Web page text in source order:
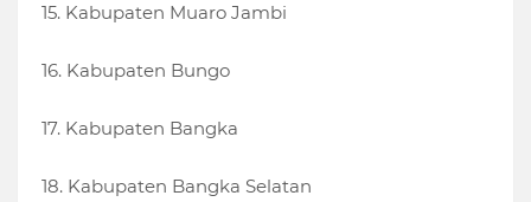
15. Kabupaten Muaro Jambi
16. Kabupaten Bungo
17. Kabupaten Bangka
18. Kabupaten Bangka Selatan